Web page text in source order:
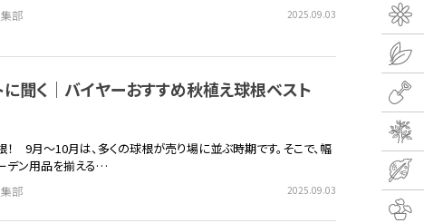
部 2025.09.03
聞く｜バイヤーおすすめ秋植え球根ベスト
！ 9月～10月は、多くの球根が売り場に並ぶ時期です。そこで、幅
デン用品を揃える…
部 2025.09.03